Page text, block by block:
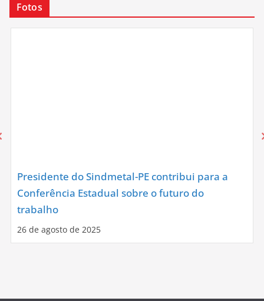
Fotos
Presidente do Sindmetal-PE contribui para a
Conferência Estadual sobre o futuro do
trabalho
26 de agosto de 2025